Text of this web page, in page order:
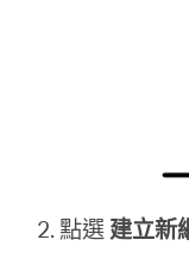
2. 點選 建立新